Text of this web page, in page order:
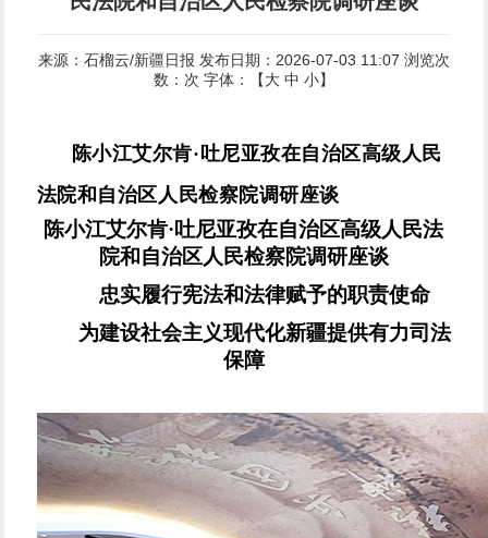
来源：石榴云/新疆日报 发布日期：2026-07-03 11:07 浏览次
数： 次 字体：【大 中 小】
陈小江艾尔肯·吐尼亚孜在自治区高级人民
法院和自治区人民检察院调研座谈
陈小江艾尔肯·吐尼亚孜在自治区高级人民法
院和自治区人民检察院调研座谈
忠实履行宪法和法律赋予的职责使命
为建设社会主义现代化新疆提供有力司法
保障